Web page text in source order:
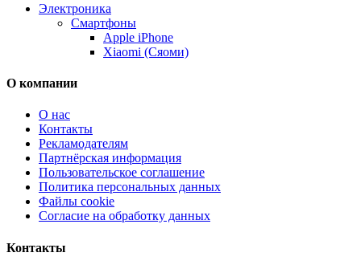
Электроника
Смартфоны
Apple iPhone
Xiaomi (Сяоми)
О компании
О нас
Контакты
Рекламодателям
Партнёрская информация
Пользовательское соглашение
Политика персональных данных
Файлы cookie
Согласие на обработку данных
Контакты